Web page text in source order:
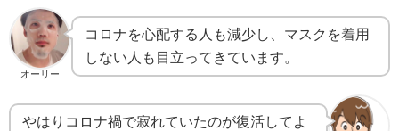
オーリー
コロナを心配する人も減少し、マスクを着用
しない人も目立ってきています。
やはりコロナ禍で寂れていたのが復活してよ